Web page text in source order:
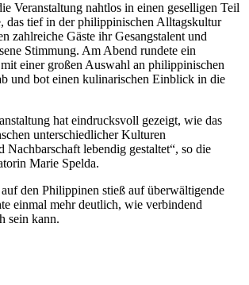
Veranstaltung nahtlos in einen geselligen Teil
das tief in der philippinischen Alltagskultur
zahlreiche Gäste ihr Gesangstalent und
Stimmung. Am Abend rundete ein
einer großen Auswahl an philippinischen
und bot einen kulinarischen Einblick in die
hat eindrucksvoll gezeigt, wie das
unterschiedlicher Kulturen
Nachbarschaft lebendig gestaltet“, so die
Marie Spelda.
den Philippinen stieß auf überwältigende
einmal mehr deutlich, wie verbindend
sein kann.